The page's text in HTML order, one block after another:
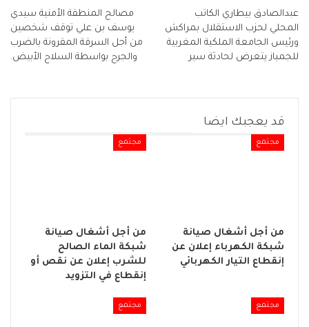
عبدالصادق بيطاري الكاتب
المحلي لحزب الاستقلال بمراكش
ورئيس الجامعة الملكية المغربية
للجمباز يتعرض لحادثة سير
مصالح المنطقة الأمنية سيدي
يوسف بن علي توقف شخصين
من أجل السرقة المقرونة بالضرب
والجرح بواسطة السلاح الأبيض.
قد يعجبك ايضا
مجتمع
من أجل أشغال صيانة
شبكة الكهرباء إعلان عن
إنقطاع التيار الكهربائي
مجتمع
من أجل أشغال صيانة
شبكة الماء الصالح
للشرب إعلان عن نقص أو
إنقطاع في التزويد
مجتمع مجتمع